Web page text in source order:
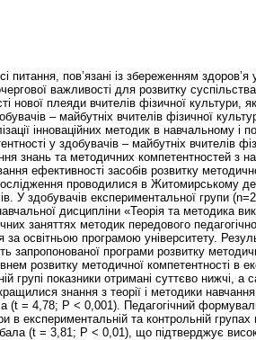
пов’язані із збереженням
важливості для розвитку
плеяди вчителів фізичної культури,
– майбутніх вчителів фізичної
інноваційних методик в навчальному і
у здобувачів – майбутніх вчителів
знань та методичних компетентностей з
ефективності засобів розвитку
проводилися в Житомирському
У здобувачів експериментальної групи
дисципліни «Теорія та методика
заняттях методик передового
освітньою програмою університету.
програми розвитку
розвитку методичної компетентності в
показники отримані суттєво нижчі, а
знання з теорії і методики
(t = 4,78; Р < 0,001). Педагогічний
експериментальній та контрольній групах
(t = 3,81; Р < 0,01), що підтверджує